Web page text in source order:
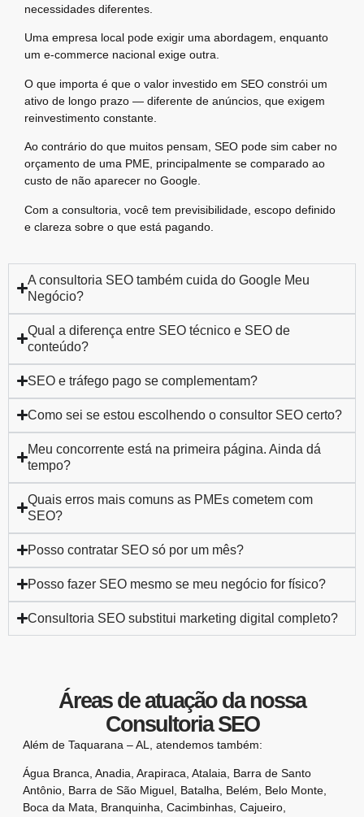
necessidades diferentes.
Uma empresa local pode exigir uma abordagem, enquanto
um e-commerce nacional exige outra.
O que importa é que o valor investido em SEO constrói um
ativo de longo prazo — diferente de anúncios, que exigem
reinvestimento constante.
Ao contrário do que muitos pensam, SEO pode sim caber no
orçamento de uma PME, principalmente se comparado ao
custo de não aparecer no Google.
Com a consultoria, você tem previsibilidade, escopo definido
e clareza sobre o que está pagando.
A consultoria SEO também cuida do Google Meu
Negócio?
Qual a diferença entre SEO técnico e SEO de
conteúdo?
SEO e tráfego pago se complementam?
Como sei se estou escolhendo o consultor SEO certo?
Meu concorrente está na primeira página. Ainda dá
tempo?
Quais erros mais comuns as PMEs cometem com
SEO?
Posso contratar SEO só por um mês?
Posso fazer SEO mesmo se meu negócio for físico?
Consultoria SEO substitui marketing digital completo?
Áreas de atuação da nossa
Consultoria SEO
Além de Taquarana – AL, atendemos também:
Água Branca, Anadia, Arapiraca, Atalaia, Barra de Santo
Antônio, Barra de São Miguel, Batalha, Belém, Belo Monte,
Boca da Mata, Branquinha, Cacimbinhas, Cajueiro,